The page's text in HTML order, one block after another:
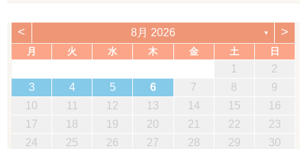
< 8月 2026 ▼ >
月 火 水 木 金 土 日
1
2
3
4 5 6 7 8
9
10
11 12 13 14 15
16
17
18 19 20 21 22
23
24
25 26 27 28 29
30